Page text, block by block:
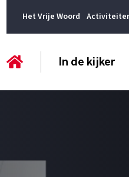
Het Vrije Woord
In de kijker